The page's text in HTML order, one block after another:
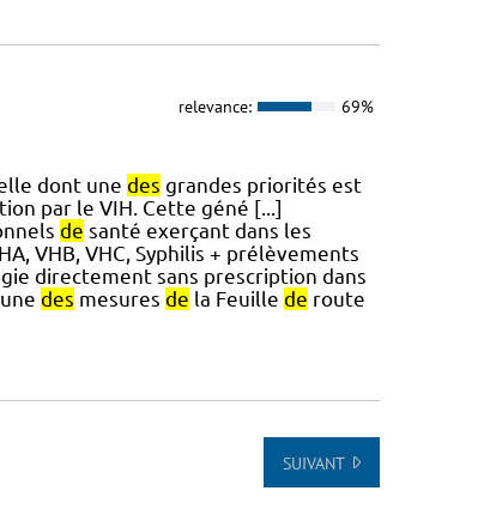
relevance: 69%
dont une des grandes priorités est
par le VIH. Cette géné [...]
de santé exerçant dans les
VHB, VHC, Syphilis + prélèvements
directement sans prescription dans
des mesures de la Feuille de route
SUIVANT